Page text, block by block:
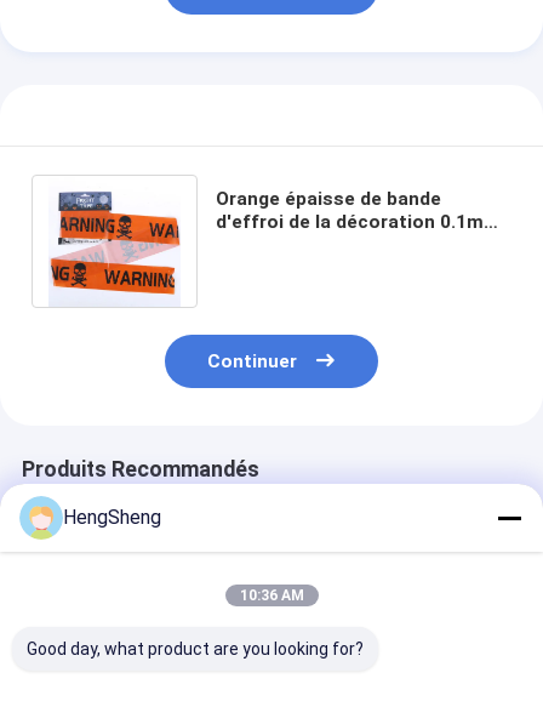
Orange épaisse de bande
d'effroi de la décoration 0.1mm
Continuer
Produits Recommandés
HengSheng
10:36 AM
Good day, what product are you looking for?